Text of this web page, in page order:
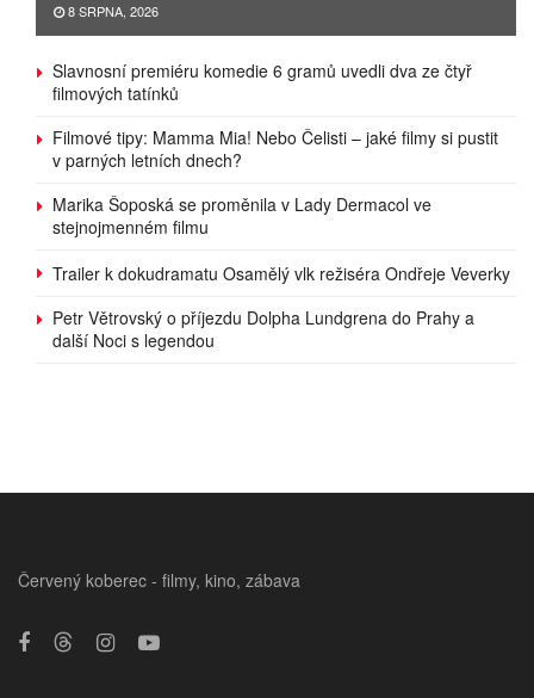
8 SRPNA, 2026
Slavnosní premiéru komedie 6 gramů uvedli dva ze čtyř
filmových tatínků
Filmové tipy: Mamma Mia! Nebo Čelisti – jaké filmy si pustit
v parných letních dnech?
Marika Šoposká se proměnila v Lady Dermacol ve
stejnojmenném filmu
Trailer k dokudramatu Osamělý vlk režiséra Ondřeje Veverky
Petr Větrovský o příjezdu Dolpha Lundgrena do Prahy a
další Noci s legendou
Červený koberec - filmy, kino, zábava